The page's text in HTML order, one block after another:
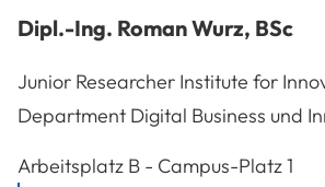
Dipl.-Ing. RomanWurz, BSc
Junior Researcher Institute for
Department Digital Business und
Arbeitsplatz B - Campus-Platz 1